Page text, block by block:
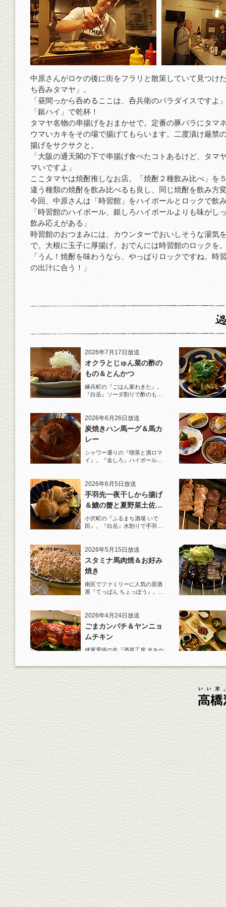
中原さんがロケの後に街をフラリと散策していて見つけ
ち呑みタマヤ」。
「昼間っから呑めるここは、呑兵衛のパラダイスですよ
「銀ハイ」で乾杯！
タマヤ名物の串揚げをおまかせで。定番の豚バラにタマ
ウマいカキをその場で揚げてもらいます。二度漬け厳禁
揚げをサクサクと。
「大阪の通天閣の下で串揚げ食べたコトあるけど、タマ
マいですよ」
ここタマヤは焼酎推しなお店。「焼酎２種飲み比べ」を
違う種類の焼酎を飲み比べるも良し、同じ焼酎を飲み方
今回、中原さんは「時習館」をハイボールとロックで飲
「時習館のハイボール、銀しろハイボールよりも味がし
飲み応えがある」
時習館のおつまみには、カウンターでおいしそうな湯気
で。大根に玉子に厚揚げ。おでんには時習館のロックを
「うん！焼酎を味わうなら、やっぱりロックですね。時
の出汁に合う！」
2026年7月17日放送
オクラとじゅん菜の酢の
もの＆とんかつ
練兵町の『ごはん家わきた』。
『白岳』ソーダ割りで酢のもの
2026年6月26日放送
炭焼きハン馬ーグ＆馬カ
レー
シャワー通りの『喫茶と酒ロマ
イ』。『金しろ』ハイボールで
2026年6月5日放送
手羽先一夜干しから揚げ
＆鱧の蟹と夏野菜土佐酢
ジュレがけ
小沢町の『ふるまち酒場 いで
田』。『白岳』水割りで手羽先
2026年5月15日放送
スタミナ馬肉焼＆お好み
焼き
南区でファミリーに人気の居酒
屋『てっぱん ちょっぽう』。王
2026年4月24日放送
ごまカンパチ＆ヤンニョ
ムチキン
健軍電停の先『酒菜工房 水あか
杯！まずは『ごまカンパチ』を
肴に。
2026年4月3日放送
元祖 鶏焼売＆牛テールの
土鍋めし
健軍電停そば『湯気立つ料理』
が名物の『yuge(ゆげ)』へ。
『白岳』を使った『旨み緑茶
割』で乾杯！
2026年3月13日放送
焼鳥おまかせ８本
健軍自衛隊通り『焼鳥 菖蒲谷』
で最高級の焼鳥を味わう。『銀
しろ...
2026年2月20日放送
1000円で飲めますｾｯﾄ＆
至福のﾊﾑｶﾂ など
東区の健軍電停のそば『居酒屋
食堂いしばしさん家』は、賑や
かでお...
2026年1月30日放送
焼き餃子＆海老チリ
栄通りの路地奥、隠れ家的な店